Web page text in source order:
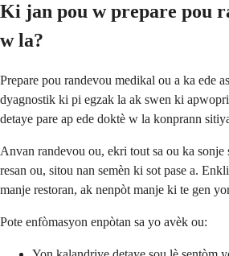
Ki jan pou w prepare pou
w la?
Prepare pou randevou medikal ou a ka ede
dyagnostik ki pi egzak la ak swen ki
detaye pare ap ede doktè w la konprann
Anvan randevou ou, ekri tout sa ou ka sonje
resan ou, sitou nan semèn ki sot pase a.
manje restoran, ak nenpòt manje ki te gen
Pote enfòmasyon enpòtan sa yo avèk ou: